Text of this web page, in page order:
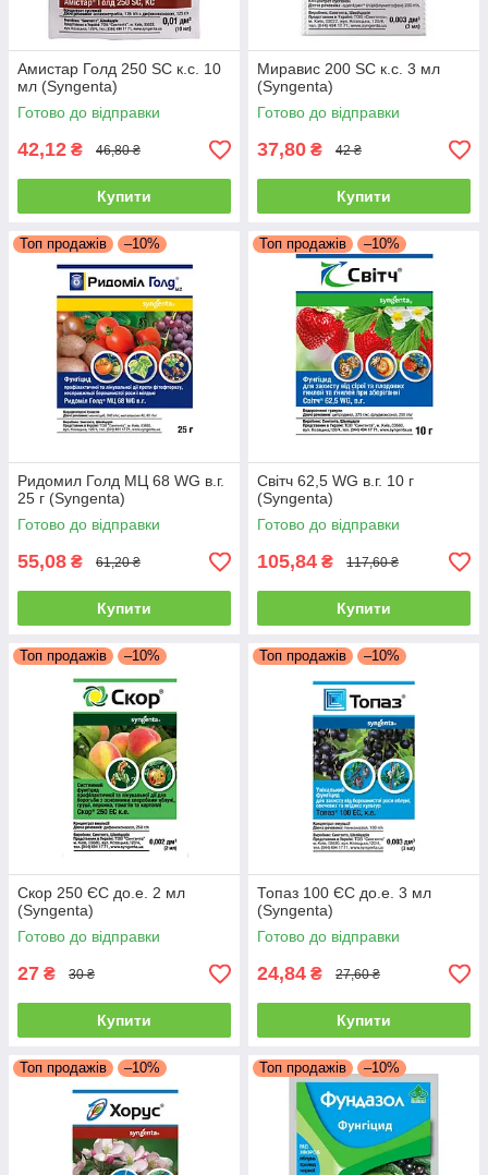
Амистар Голд 250 SC к.с. 10
мл (Syngenta)
Готово до відправки
42,12 ₴ 46,80 ₴
Купити
Миравис 200 SC к.с. 3 мл
(Syngenta)
Готово до відправки
37,80 ₴ 42 ₴
Купити
Топ продажів –10%
Ридомил Голд МЦ 68 WG в.г.
25 г (Syngenta)
Готово до відправки
55,08 ₴ 61,20 ₴
Купити
Топ продажів –10%
Світч 62,5 WG в.г. 10 г
(Syngenta)
Готово до відправки
105,84 ₴ 117,60 ₴
Купити
Топ продажів –10%
Скор 250 ЄС до.е. 2 мл
(Syngenta)
Готово до відправки
27 ₴ 30 ₴
Купити
Топ продажів –10%
Топаз 100 ЄС до.е. 3 мл
(Syngenta)
Готово до відправки
24,84 ₴ 27,60 ₴
Купити
Топ продажів –10% Топ продажів –10%